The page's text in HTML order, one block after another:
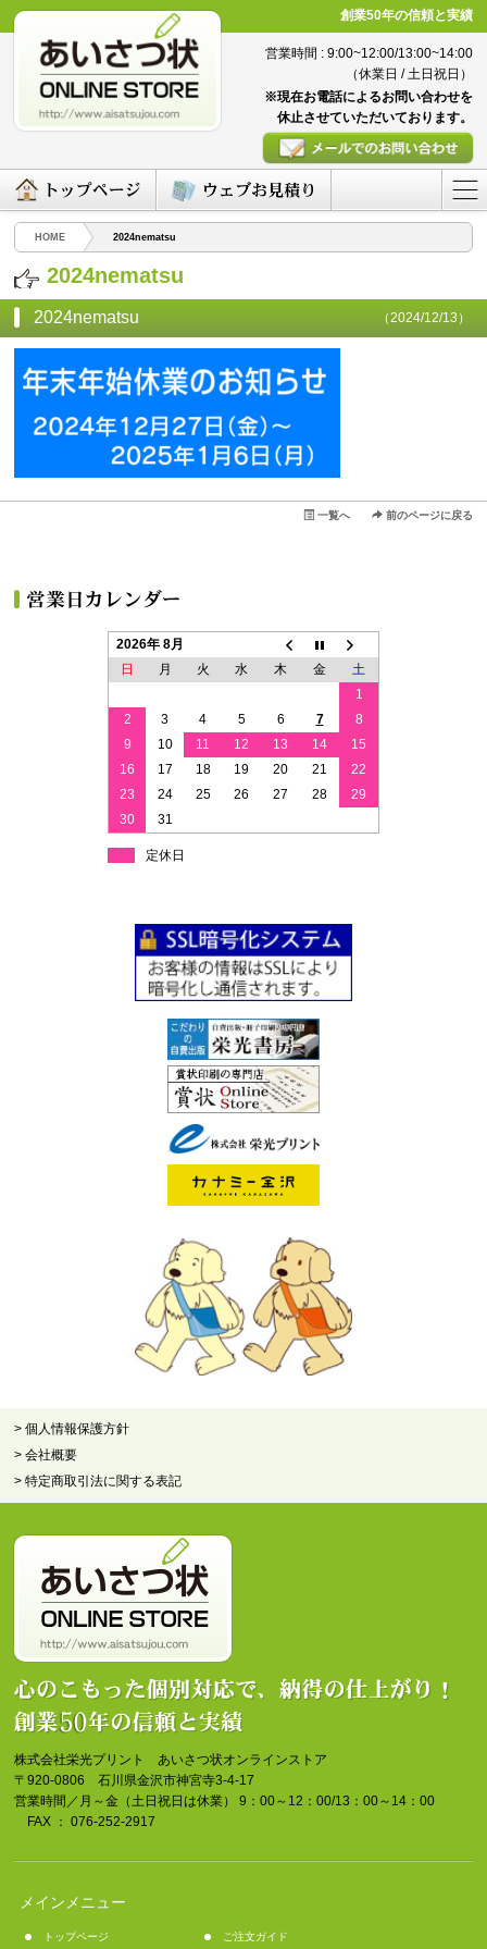
創業50年の信頼と実績
営業時間 : 9:00~12:00/13:00~14:00
（休業日 / 土日祝日）
※現在お電話によるお問い合わせを
休止させていただいております。
HOME 2024nematsu
2024nematsu
2024nematsu （2024/12/13）
一覧へ 前のページに戻る
2026年 8月
日
月 火 水 木 金
土
1
2
3 4 5 6 7
8
9
10 11 12 13 14
15
16
17 18 19 20 21
22
23
24 25 26 27 28
29
30
31
定休日
> 個人情報保護方針
> 会社概要
> 特定商取引法に関する表記
株式会社栄光プリント あいさつ状オンラインストア
〒920-0806 石川県金沢市神宮寺3-4-17
営業時間／月～金（土日祝日は休業） 9：00～12：00/13：00～14：00
FAX ： 076-252-2917
メインメニュー
トップページ
ご注文ガイド